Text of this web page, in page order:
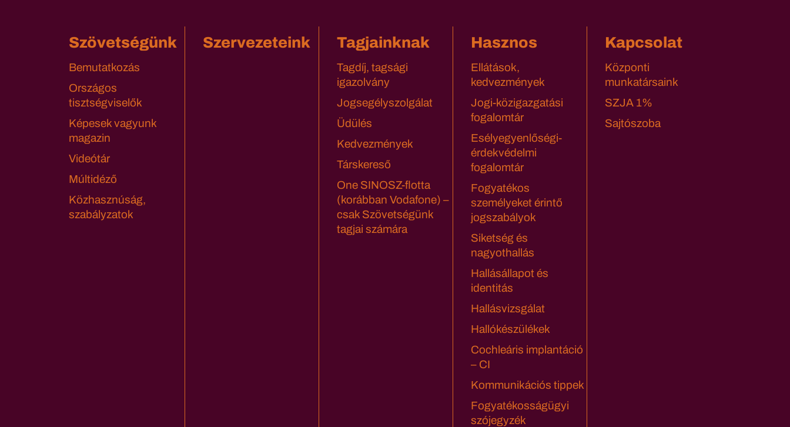
Szövetségünk
Bemutatkozás
Országos
tisztségviselők
Képesek vagyunk
magazin
Videótár
Múltidéző
Közhasznúság,
szabályzatok
Szervezeteink Tagjainknak
Tagdíj, tagsági
igazolvány
Jogsegélyszolgálat
Üdülés
Kedvezmények
Társkereső
One SINOSZ-flotta
(korábban Vodafone) –
csak Szövetségünk
tagjai számára
Hasznos
Ellátások,
kedvezmények
Jogi-közigazgatási
fogalomtár
Esélyegyenlőségi-
érdekvédelmi
fogalomtár
Fogyatékos
személyeket érintő
jogszabályok
Siketség és
nagyothallás
Hallásállapot és
identitás
Hallásvizsgálat
Hallókészülékek
Cochleáris implantáció
– CI
Kommunikációs tippek
Fogyatékosságügyi
szójegyzék
Kapcsolat
Központi
munkatársaink
SZJA 1%
Sajtószoba